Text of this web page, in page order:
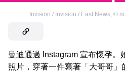
Invision / Invision / East News, ©
曼迪通過 Instagram 宣布懷孕。
照片，穿著一件寫著「大哥哥」